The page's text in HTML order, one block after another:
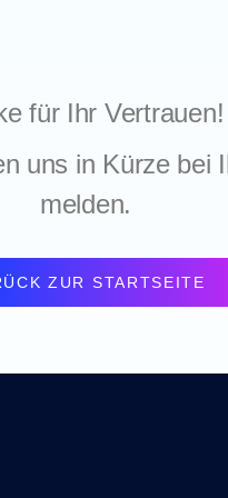
für Ihr Vertrauen!
uns in Kürze bei
melden.
ZUR STARTSEITE